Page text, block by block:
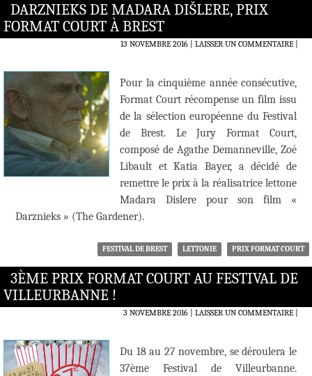
DARZNIEKS DE MADARA DIŠLERE, PRIX
FORMAT COURT À BREST
13 NOVEMBRE 2016 LAISSER UN COMMENTAIRE|
Pour la cinquième année consécutive,
Format Court récompense un film issu
de la sélection européenne du Festival
de Brest. Le Jury Format Court,
composé de Agathe Demanneville, Zoé
Libault et Katia Bayer, a décidé de
remettre le prix à la réalisatrice lettone
Madara Dislere pour son film «
Darznieks » (The Gardener).
FESTIVAL DE BREST LETTONIE PRIX FORMAT COURT
3ÈME PRIX FORMAT COURT AU FESTIVAL DE
VILLEURBANNE !
3 NOVEMBRE 2016 LAISSER UN COMMENTAIRE|
Du 18 au 27 novembre, se déroulera le
37ème Festival de Villeurbanne.